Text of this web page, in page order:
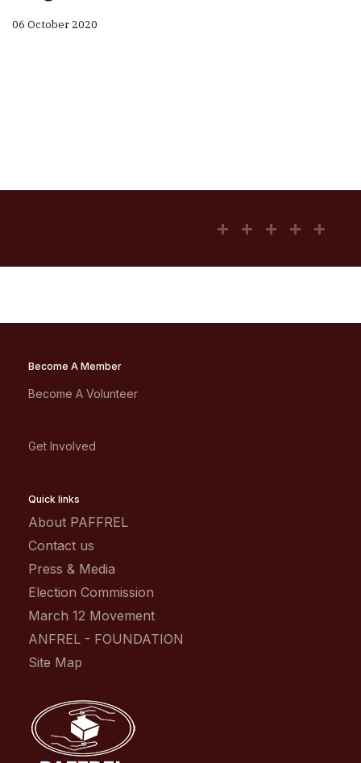
06 October 2020
Become A Member
Become A Volunteer
Get Involved
Quick links
About PAFFREL
Contact us
Press & Media
Election Commission
March 12 Movement
ANFREL - FOUNDATION
Site Map